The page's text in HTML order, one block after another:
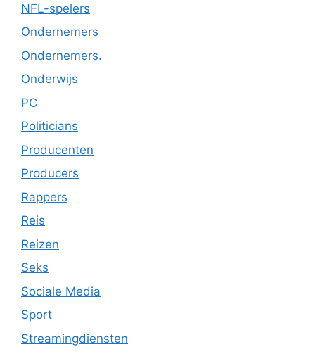
NFL-spelers
Ondernemers
Ondernemers.
Onderwijs
PC
Politicians
Producenten
Producers
Rappers
Reis
Reizen
Seks
Sociale Media
Sport
Streamingdiensten